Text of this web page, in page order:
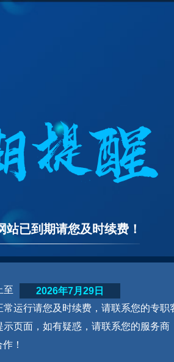
站已到期请您及时续费！
至
常运行请您及时续费，请联系您的专职
示页面，如有疑惑，请联系您的服务商
！
2026年7月29日